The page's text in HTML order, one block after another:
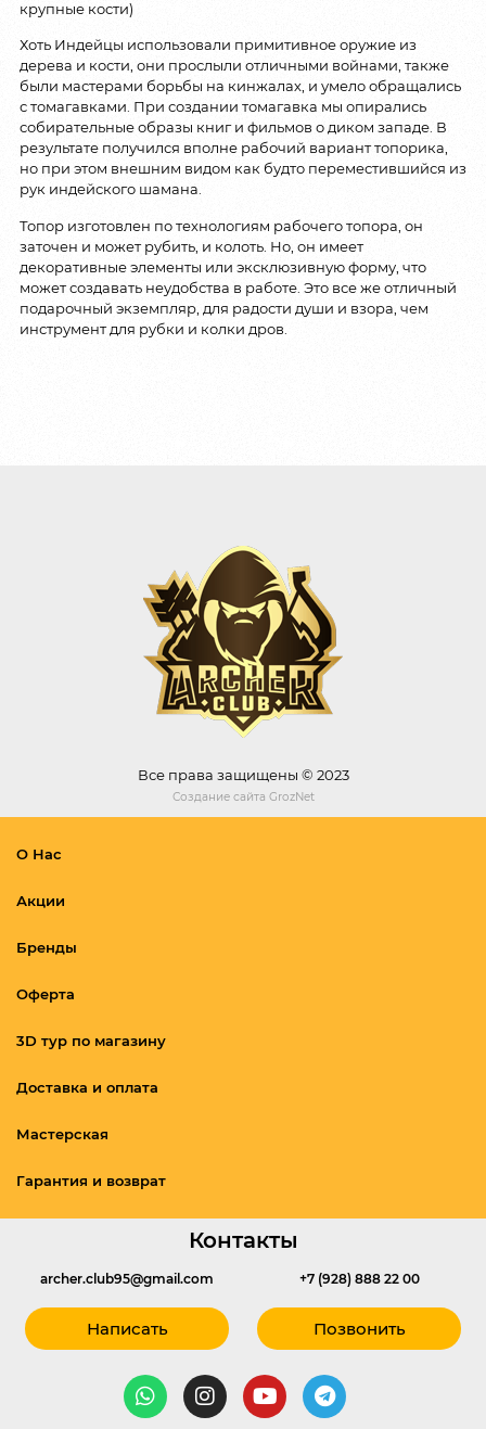
крупные кости)
Хоть Индейцы использовали примитивное оружие из
дерева и кости, они прослыли отличными войнами, также
были мастерами борьбы на кинжалах, и умело обращались
с томагавками. При создании томагавка мы опирались
собирательные образы книг и фильмов о диком западе. В
результате получился вполне рабочий вариант топорика,
но при этом внешним видом как будто переместившийся из
рук индейского шамана.
Топор изготовлен по технологиям рабочего топора, он
заточен и может рубить, и колоть. Но, он имеет
декоративные элементы или эксклюзивную форму, что
может создавать неудобства в работе. Это все же отличный
подарочный экземпляр, для радости души и взора, чем
инструмент для рубки и колки дров.
Все права защищены © 2023
Создание сайта GrozNet
О Нас
Акции
Бренды
Оферта
3D тур по магазину
Доставка и оплата
Мастерская
Гарантия и возврат
Контакты
archer.club95@gmail.com
Написать
+7 (928) 888 22 00
Позвонить